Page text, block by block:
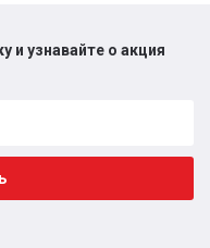
и узнавайте о акция